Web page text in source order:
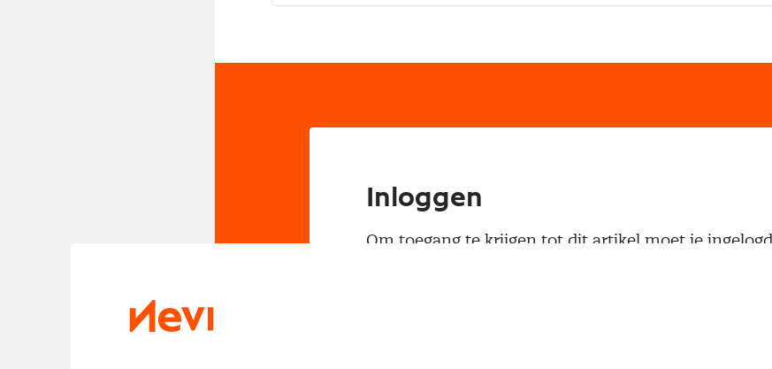
Inloggen
Om toegang te krijgen tot dit artikel moet je